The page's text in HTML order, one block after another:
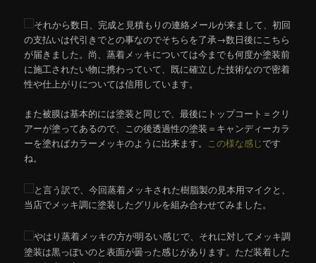
それから数日、完成と見積もりの連絡メールが来まして、初回
の支払いは代引きでとの事なのでそちらを了承→数日後にこちら
が届きました。尚、蒸着メッキについては今までも何度か塗装前
に施工されたい物に携わっていて、既に確立した技術なので密着
性や仕上がりについては信用しています。
また被膜は基本的には塗装と同じで、最後にトップコート＝クリ
アーが塗ってあるので、この後透過性の塗装＝キャンディーカラ
ーを塗ればカラーメッキのように出来ます。 この様な感じです
ね。
と言う訳で、今回蒸着メッキされた樹脂製の見本用マイクと、
当店でメッキ調に塗装したグリルを組み合わせてみました。
やはり蒸着メッキの方が明るい感じで、それに対してメッキ調
塗装は黒っぽいのと表面が曇った感じがあります。ただ装着した